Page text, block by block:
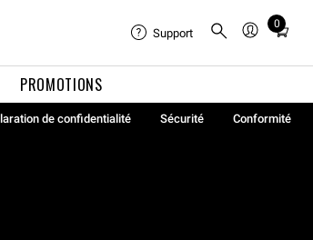
PROMOTIONS
Support
0
Total
in
0
de confidentialité Sécurité
Conformité